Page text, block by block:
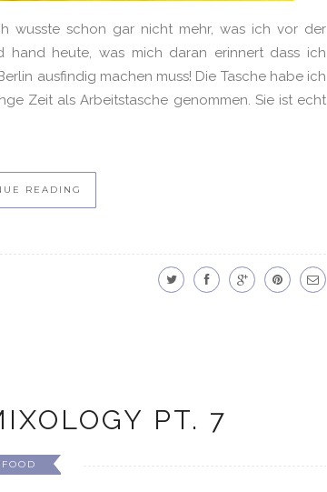
wusste schon gar nicht mehr, was ich vor der
hand heute, was mich daran erinnert dass ich
ausfindig machen muss! Die Tasche habe ich
Zeit als Arbeitstasche genommen. Sie ist echt
READING
PT. 7
FOOD